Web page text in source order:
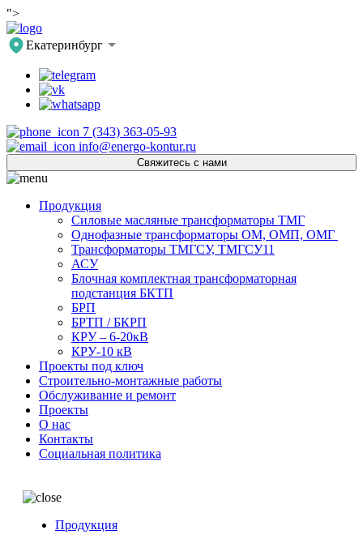
">
Екатеринбург
7 (343) 363-05-93
info@energo-kontur.ru
Свяжитесь с нами
Продукция
Силовые масляные трансформаторы ТМГ
Однофазные трансформаторы ОМ, ОМП, ОМГ
Трансформаторы ТМГСУ, ТМГСУ11
АСУ
Блочная комплектная трансформаторная
подстанция БКТП
БРП
БРТП / БКРП
КРУ – 6-20кВ
КРУ-10 кВ
Проекты под ключ
Строительно-монтажные работы
Обслуживание и ремонт
Проекты
О нас
Контакты
Социальная политика
Продукция